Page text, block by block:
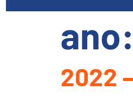
ano:
2022